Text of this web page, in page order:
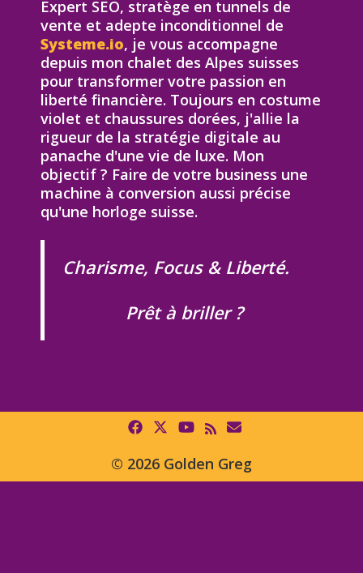
Expert SEO, stratège en tunnels de
vente et adepte inconditionnel de
Systeme.io, je vous accompagne
depuis mon chalet des Alpes suisses
pour transformer votre passion en
liberté financière. Toujours en costume
violet et chaussures dorées, j'allie la
rigueur de la stratégie digitale au
panache d'une vie de luxe. Mon
objectif ? Faire de votre business une
machine à conversion aussi précise
qu'une horloge suisse.
Charisme, Focus & Liberté.
Prêt à briller ?
© 2026 Golden Greg